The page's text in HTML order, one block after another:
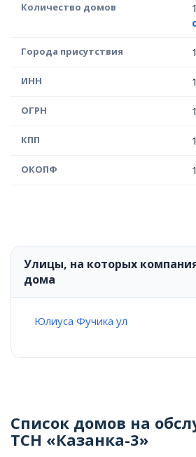
Количество домов 1
Города присутствия 1
ИНН
ОГРН
КПП
ОКОПФ
Улицы, на которых
дома
Юлиуса Фучика ул
Список домов на
ТСН «Казанка-3»